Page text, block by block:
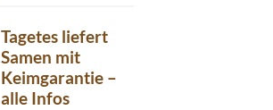
Tagetes liefert
Samen mit
Keimgarantie –
alle Infos